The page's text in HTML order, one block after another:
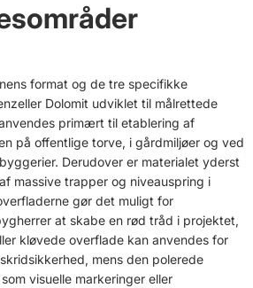
format og de tre specifikke
Dolomit udviklet til målrettede
primært til etablering af
på offentlige torve, i gårdmiljøer og ved
Derudover er materialet yderst
massive trapper og niveauspring i
gør det muligt for
at skabe en rød tråd i projektet,
kløvede overflade kan anvendes for
mens den polerede
visuelle markeringer eller